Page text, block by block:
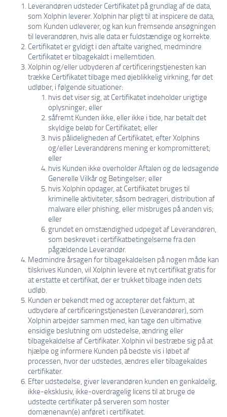
Leverandøren udsteder Certifikatet på grundlag af de data,
som Xolphin leverer. Xolphin har pligt til at inspicere de data,
som Kunden udleverer, og kan kun fremsende ansøgningen
til leverandøren, hvis alle data er fuldstændige og korrekte.
Certifikatet er gyldigt i den aftalte varighed, medmindre
Certifikatet er tilbagekaldt i mellemtiden.
Xolphin og/eller udbyderen af certificeringstjenesten kan
trække Certifikatet tilbage med øjeblikkelig virkning, før det
udløber, i følgende situationer:
hvis det viser sig, at Certifikatet indeholder urigtige
oplysninger; eller
såfremt Kunden ikke, eller ikke i tide, har betalt det
skyldige beløb for Certifikatet; eller
hvis pålideligheden af Certifikatet, efter Xolphins
og/eller Leverandørens mening er kompromitteret;
eller
hvis Kunden ikke overholder Aftalen og de ledsagende
Generelle Vilkår og Betingelser; eller
hvis Xolphin opdager, at Certifikatet bruges til
kriminelle aktiviteter, såsom bedrageri, distribution af
malware eller phishing, eller misbruges på anden vis;
eller
grundet en omstændighed udpeget af Leverandøren,
som beskrevet i certifikatbetingelserne fra den
pågældende Leverandør.
Medmindre årsagen for tilbagekaldelsen på nogen måde kan
tilskrives Kunden, vil Xolphin levere et nyt certifikat gratis for
at erstatte et certifikat, der er trukket tilbage inden dets
udløb.
Kunden er bekendt med og accepterer det faktum, at
udbydere af certificeringstjenesten (Leverandører), som
Xolphin arbejder sammen med, kan tage den ultimative
ensidige beslutning om udstedelse, ændring eller
tilbagekaldelse af Certifikater. Xolphin vil bestræbe sig på at
hjælpe og informere Kunden på bedste vis i løbet af
processen, hvor der udstedes, ændres eller tilbagekaldes
certifikater.
Efter udstedelse, giver leverandøren kunden en genkaldelig,
ikke-eksklusiv, ikke-overdragelig licens til at bruge de
udstedte certifikater på serveren som hoster
domænenavn(e) anføret i certifikatet.